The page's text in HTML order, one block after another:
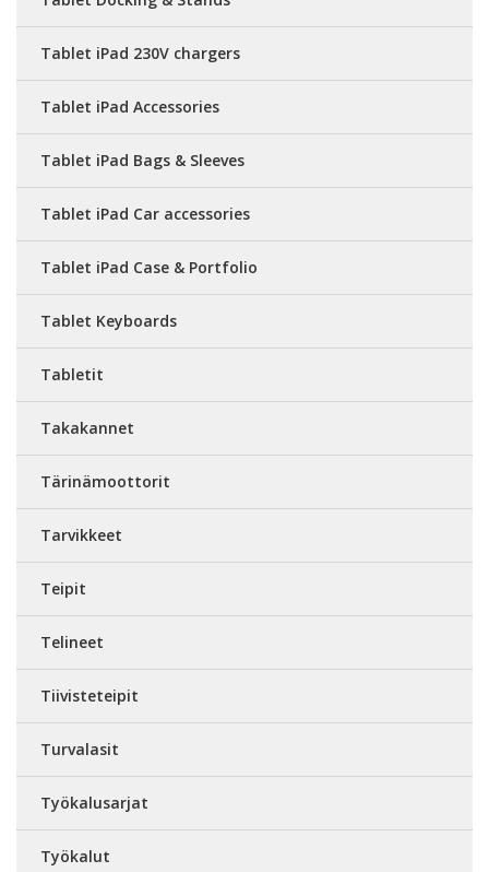
Tablet iPad 230V chargers
Tablet iPad Accessories
Tablet iPad Bags & Sleeves
Tablet iPad Car accessories
Tablet iPad Case & Portfolio
Tablet Keyboards
Tabletit
Takakannet
Tärinämoottorit
Tarvikkeet
Teipit
Telineet
Tiivisteteipit
Turvalasit
Työkalusarjat
Työkalut